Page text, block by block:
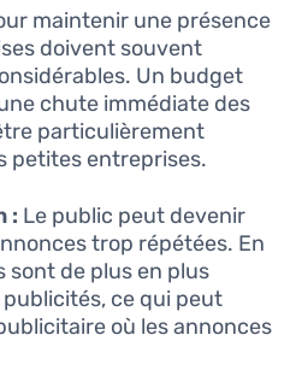
maintenir une présence
doivent souvent
Un budget
chute immédiate des
particulièrement
petites entreprises.
: Le public peut devenir
trop répétées. En
sont de plus en plus
ce qui peut
où les annonces